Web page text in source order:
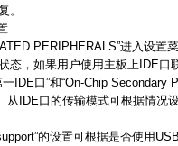
。
PERIPHERALS”进入设置
态，如果用户使用主板上IDE口
IDE口”和“On-Chip Secondary
从IDE口的传输模式可根据情况设
的设置可根据是否使用USB